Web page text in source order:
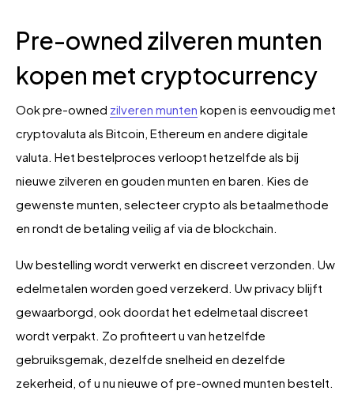
Pre-owned zilveren munten
kopen met cryptocurrency
Ook pre-owned zilveren munten kopen is eenvoudig met
cryptovaluta als Bitcoin, Ethereum en andere digitale
valuta. Het bestelproces verloopt hetzelfde als bij
nieuwe zilveren en gouden munten en baren. Kies de
gewenste munten, selecteer crypto als betaalmethode
en rondt de betaling veilig af via de blockchain.
Uw bestelling wordt verwerkt en discreet verzonden. Uw
edelmetalen worden goed verzekerd. Uw privacy blijft
gewaarborgd, ook doordat het edelmetaal discreet
wordt verpakt. Zo profiteert u van hetzelfde
gebruiksgemak, dezelfde snelheid en dezelfde
zekerheid, of u nu nieuwe of pre-owned munten bestelt.